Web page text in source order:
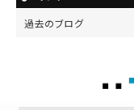
過去のブログ